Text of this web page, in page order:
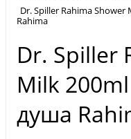
Dr. Spiller Rahima
Rahima
Dr. Spiller
Milk
душа